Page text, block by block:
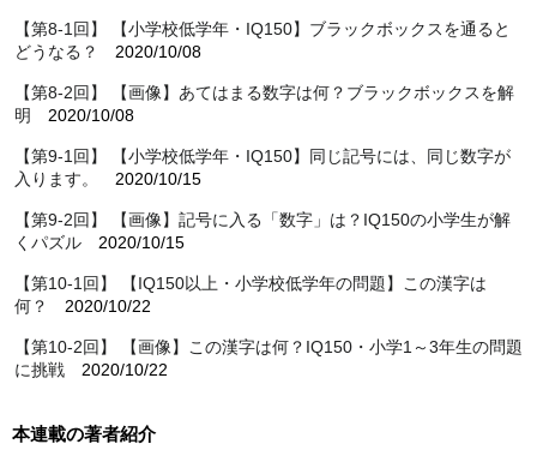
【第8-1回】 【小学校低学年・IQ150】ブラックボックスを通ると
どうなる？
2020/10/08
【第8-2回】 【画像】あてはまる数字は何？ブラックボックスを解
明
2020/10/08
【第9-1回】 【小学校低学年・IQ150】同じ記号には、同じ数字が
入ります。
2020/10/15
【第9-2回】 【画像】記号に入る「数字」は？IQ150の小学生が解
くパズル 2020/10/15
【第10-1回】 【IQ150以上・小学校低学年の問題】この漢字は
何？
2020/10/22
【第10-2回】 【画像】この漢字は何？IQ150・小学1～3年生の問題
に挑戦 2020/10/22
本連載の著者紹介